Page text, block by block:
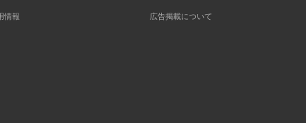
情報 広告掲載について